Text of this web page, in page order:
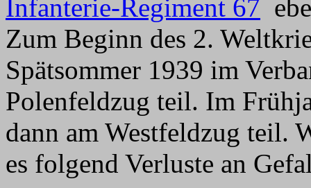
Infanterie-Regiment 67
Zum Beginn des 2.
Spätsommer 1939 im
Polenfeldzug teil. Im
dann am Westfeldzug teil.
es folgend Verluste an